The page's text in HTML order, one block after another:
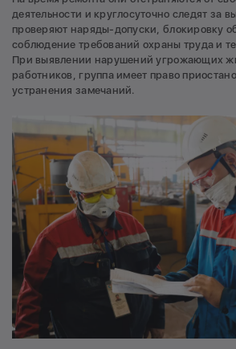
деятельности и круглосуточно следят за
проверяют наряды-допуски, блокировку
соблюдение требований охраны труда и
При выявлении нарушений угрожающих
работников, группа имеет право
устранения замечаний.